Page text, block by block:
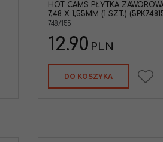
HOT CAMS PŁYTKA
7,48 X 1,55MM (1 SZT.)
748/155
12.90 PLN
DO KOSZYKA